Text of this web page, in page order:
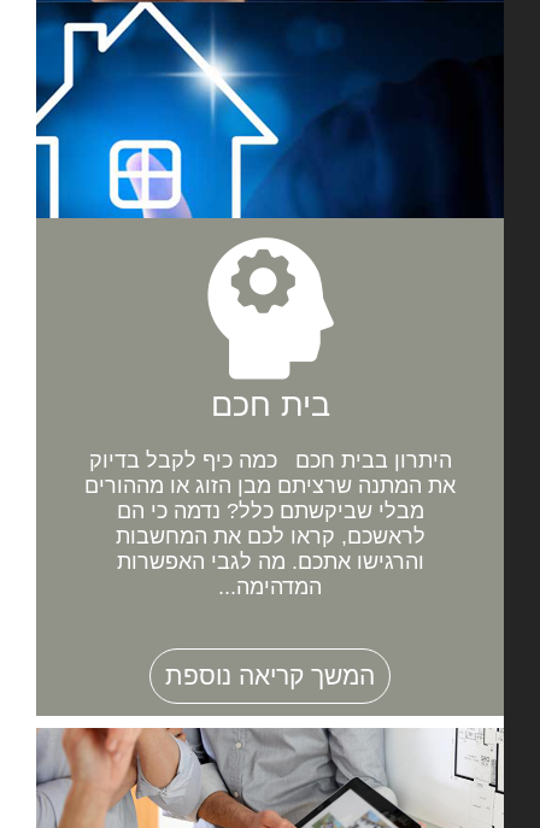
בית חכם
היתרון בבית חכם כמה כיף לקבל בדיוק
את המתנה שרציתם מבן הזוג או מההורים
מבלי שביקשתם כלל? נדמה כי הם
לראשכם, קראו לכם את המחשבות
והרגישו אתכם. מה לגבי האפשרות
המדהימה...
המשך קריאה נוספת